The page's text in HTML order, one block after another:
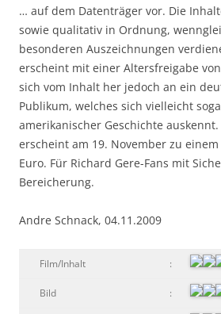
… auf dem Datenträger vor. Die
sowie qualitativ in Ordnung,
besonderen Auszeichnungen
erscheint mit einer Altersfreigabe
sich vom Inhalt her jedoch an ein
Publikum, welches sich vielleicht
amerikanischer Geschichte auskennt.
erscheint am 19. November zu
Euro. Für Richard Gere-Fans mit
Bereicherung.
Andre Schnack, 04.11.2009
Film/Inhalt :
Bild :